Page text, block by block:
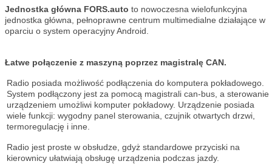
Jednostka główna FORS.auto to nowoczesna wielofunkcyjna
jednostka główna, pełnoprawne centrum multimedialne działające w
oparciu o system operacyjny Android.
Łatwe połączenie z maszyną poprzez magistralę CAN.
Radio posiada możliwość podłączenia do komputera pokładowego.
System podłączony jest za pomocą magistrali can-bus, a sterowanie
urządzeniem umożliwi komputer pokładowy. Urządzenie posiada
wiele funkcji: wygodny panel sterowania, czujnik otwartych drzwi,
termoregulację i inne.
Radio jest proste w obsłudze, gdyż standardowe przyciski na
kierownicy ułatwiają obsługę urządzenia podczas jazdy.